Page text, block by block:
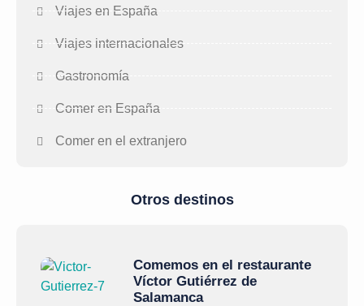
Viajes en España
Viajes internacionales
Gastronomía
Comer en España
Comer en el extranjero
Otros destinos
Comemos en el restaurante
Víctor Gutiérrez de
Salamanca